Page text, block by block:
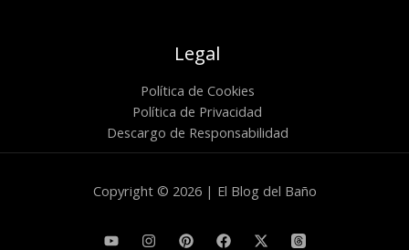
Legal
Política de Cookies
Política de Privacidad
Descargo de Responsabilidad
Copyright © 2026 | El Blog del Baño